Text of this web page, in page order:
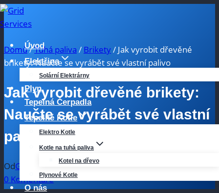
Přeskočit
na
Úvod
Elektřina
Solární Elektrárny
Plyn
Tepelná Čerpadla
Tepelné Kotle
Elektro Kotle
Kotle na tuhá paliva
Kotel na dřevo
Plynové Kotle
O nás
Domů/Tuhá paliva / Brikety/ Jak vyrobit dřevěné
brikety: Naučte se vyrábět své vlastní palivo
Jak vyrobit dřevěné brikety:
Naučte se vyrábět své vlastní
palivo
OdGrid Services5 dubna, 2026
0 Komentáře